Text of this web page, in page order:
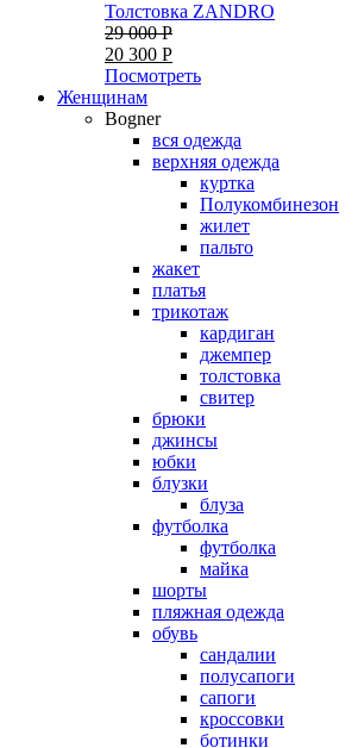
Толстовка ZANDRO
29 000 Р
20 300 Р
Посмотреть
Женщинам
Bogner
вся одежда
верхняя одежда
куртка
Полукомбинезон
жилет
пальто
жакет
платья
трикотаж
кардиган
джемпер
толстовка
свитер
брюки
джинсы
юбки
блузки
блуза
футболка
футболка
майка
шорты
пляжная одежда
oбувь
сандалии
полусапоги
сапоги
кроссовки
ботинки